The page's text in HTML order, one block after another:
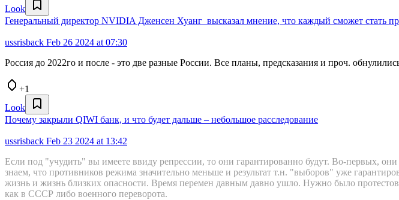
Look
Генеральный директор NVIDIA Дженсен Хуанг высказал мнение, что каждый сможет стать
ussrisback Feb 26 2024 at 07:30
Россия до 2022го и после - это две разные России. Все планы, предсказания и проч.
+1
Look
Почему закрыли QIWI банк, и что будет дальше – небольшое расследование
ussrisback Feb 23 2024 at 13:42
Если под "учудить" вы имеете ввиду репрессии, то они гарантированно будут. Во-первых,
знаем, что противников режима значительно меньше и результат т.н. "выборов" уже
жизнь и жизнь близких опасности. Время перемен давным давно ушло. Нужно было
как в СССР либо военного переворота.